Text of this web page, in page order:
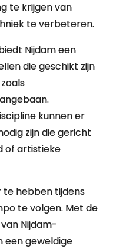
te krijgen van
te verbeteren.
Nijdam een
die geschikt zijn
kunnen er
zijn die gericht
of artistieke
te hebben tijdens
te volgen. Met de
Nijdam-
een geweldige